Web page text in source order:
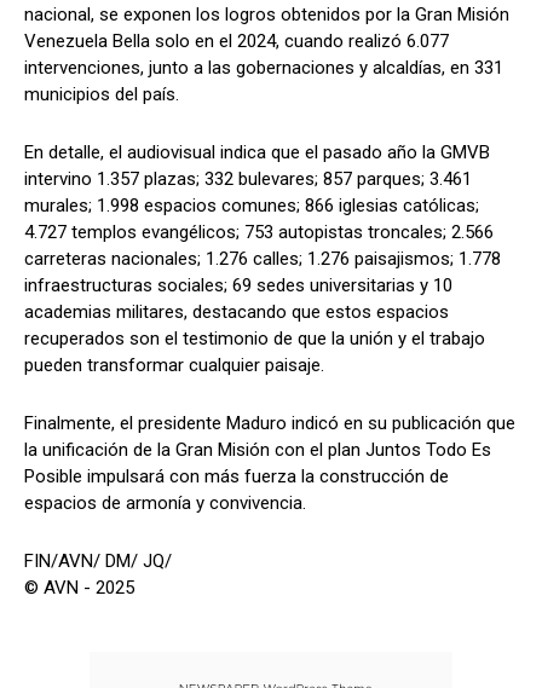
nacional, se exponen los logros obtenidos por la Gran Misión
Venezuela Bella solo en el 2024, cuando realizó 6.077
intervenciones, junto a las gobernaciones y alcaldías, en 331
municipios del país.
En detalle, el audiovisual indica que el pasado año la GMVB
intervino 1.357 plazas; 332 bulevares; 857 parques; 3.461
murales; 1.998 espacios comunes; 866 iglesias católicas;
4.727 templos evangélicos; 753 autopistas troncales; 2.566
carreteras nacionales; 1.276 calles; 1.276 paisajismos; 1.778
infraestructuras sociales; 69 sedes universitarias y 10
academias militares, destacando que estos espacios
recuperados son el testimonio de que la unión y el trabajo
pueden transformar cualquier paisaje.
Finalmente, el presidente Maduro indicó en su publicación que
la unificación de la Gran Misión con el plan Juntos Todo Es
Posible impulsará con más fuerza la construcción de
espacios de armonía y convivencia.
FIN/AVN/ DM/ JQ/
© AVN - 2025